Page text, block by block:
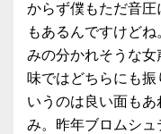
からず僕もただ音
もあるんですけど
みの分かれそうな
味ではどちらにも
いうのは良い面も
み。昨年ブロムシュ